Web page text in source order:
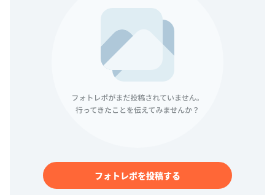
フォトレポを投稿する